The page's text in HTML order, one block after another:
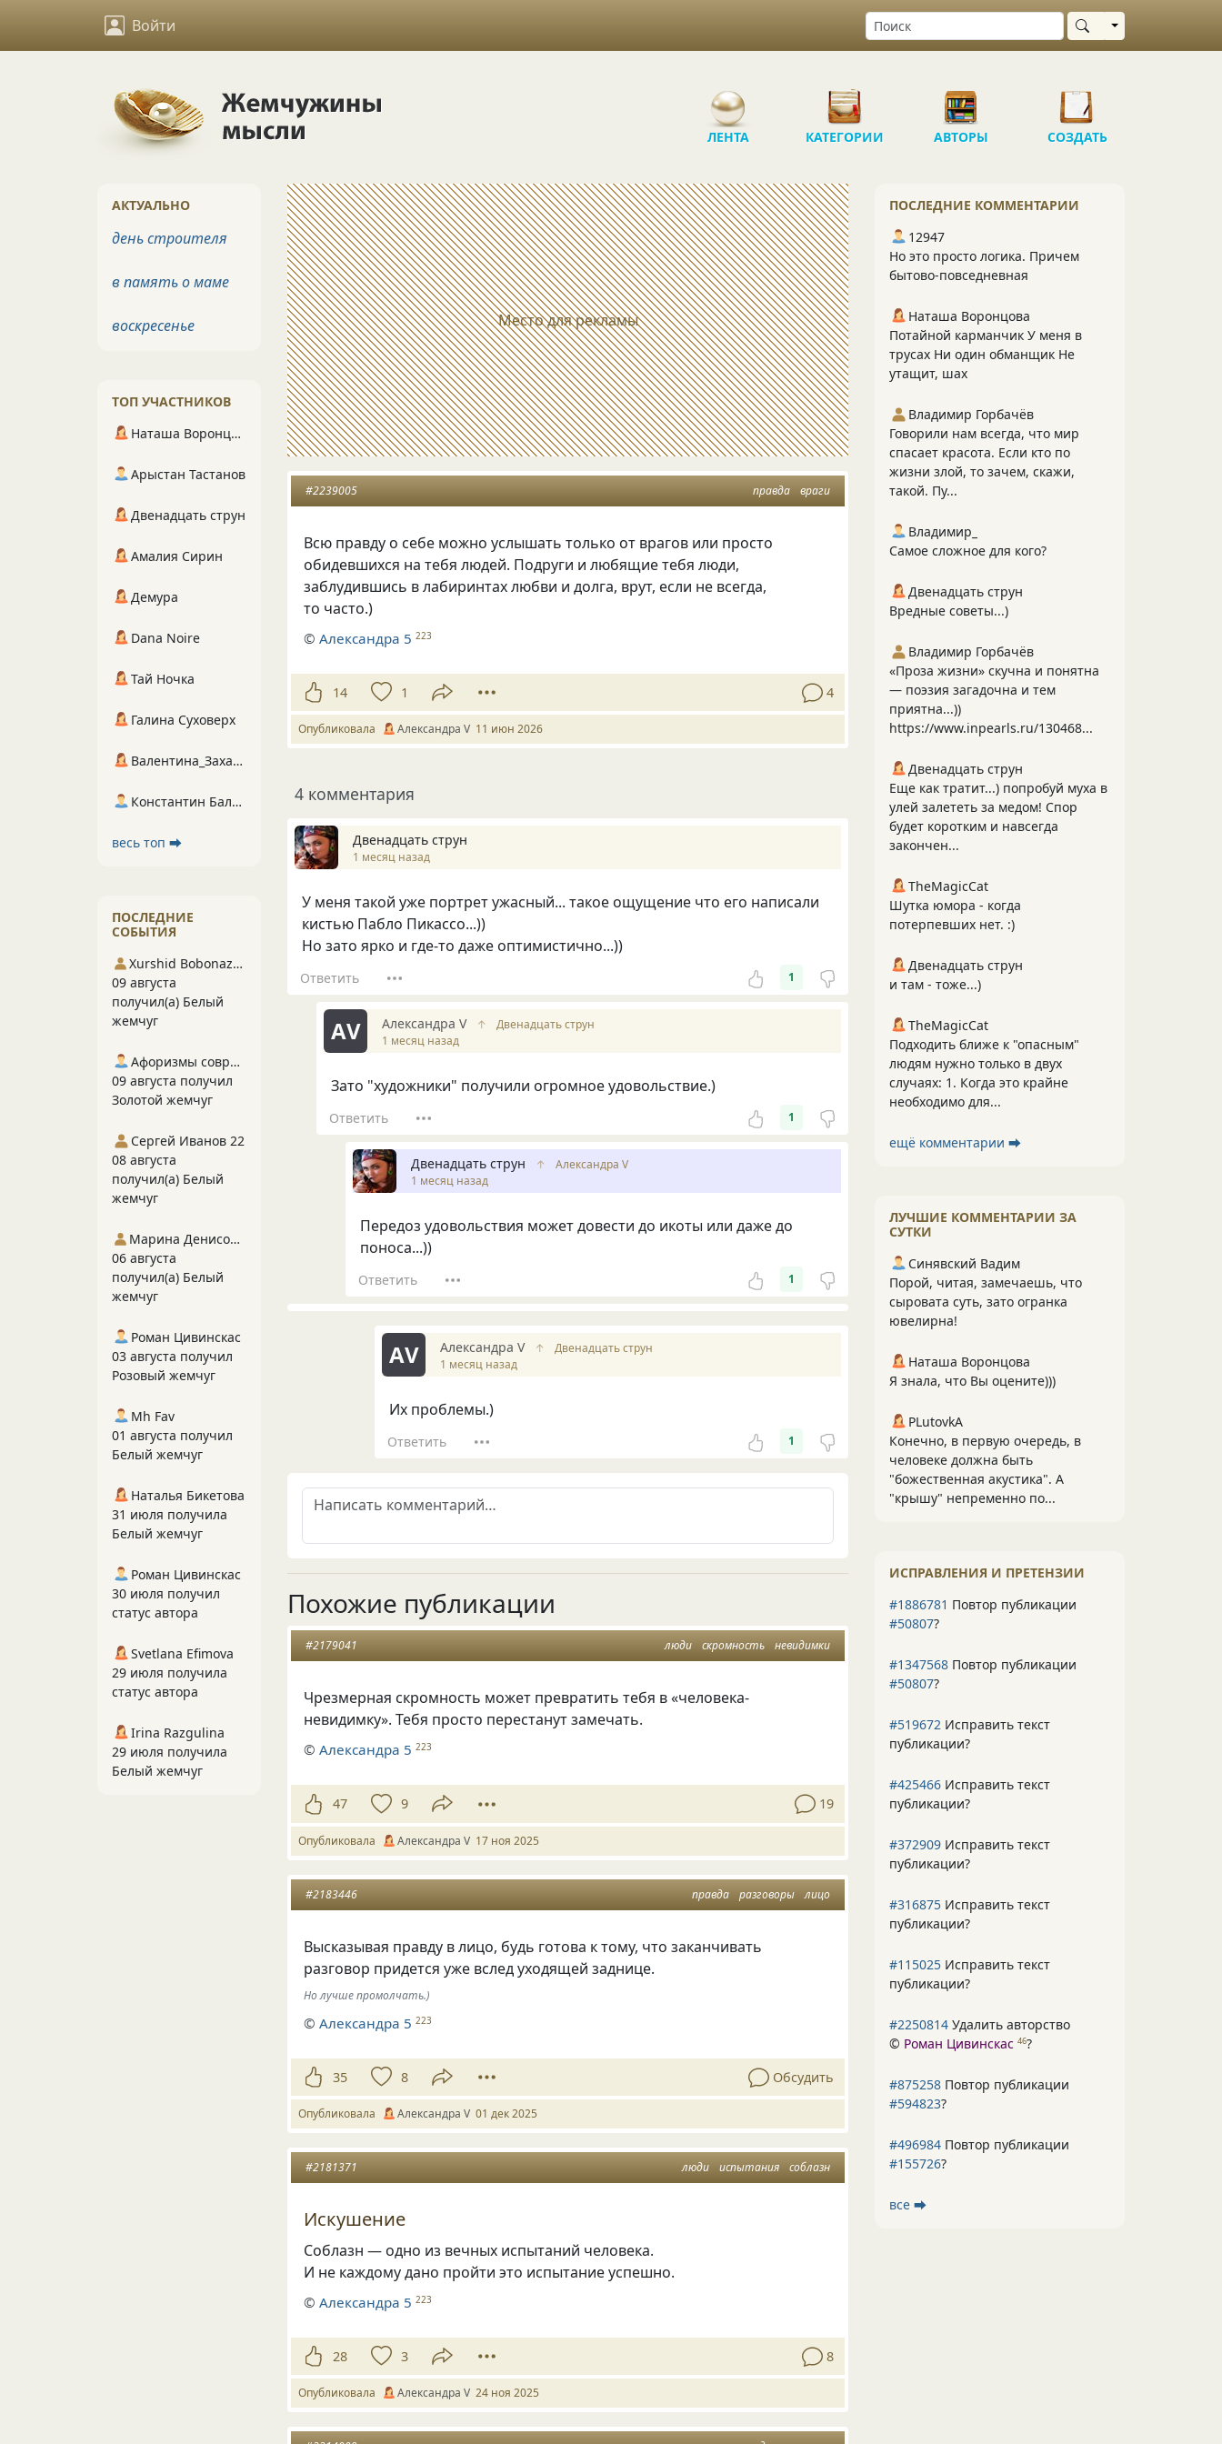
Войти Выбрать область
ЛЕНТА КАТЕГОРИИ АВТОРЫ СОЗДАТЬ
Место для рекламы
правда враги
#2239005
Всю правду о себе можно услышать только от врагов или просто
обидевшихся на тебя людей. Подруги и любящие тебя люди,
заблудившись в лабиринтах любви и долга, врут, если не всегда,
то часто.)
©Александра 5 223
14 1 4
Опубликовала Александра V 11 июн 2026
4 комментария
Двенадцать струн
1 месяц назад
У меня такой уже портрет ужасный... такое ощущение что его написали
кистью Пабло Пикассо...))
Но зато ярко и где-то даже оптимистично...))
Ответить 1
АV Александра V ↑
Двенадцать струн
1 месяц назад
Зато "художники" получили огромное удовольствие.)
Ответить 1
Двенадцать струн ↑
Александра V
1 месяц назад
Передоз удовольствия может довести до икоты или даже до
поноса...))
Ответить 1
АV Александра V ↑
Двенадцать струн
1 месяц назад
Их проблемы.)
Ответить 1
Похожие публикации
люди скромность невидимки
#2179041
Чрезмерная скромность может превратить тебя в «человека-
невидимку». Тебя просто перестанут замечать.
©Александра 5 223
47 9 19
Опубликовала Александра V 17 ноя 2025
правда разговоры лицо
#2183446
Высказывая правду в лицо, будь готова к тому, что заканчивать
разговор придется уже вслед уходящей заднице.
Но лучше промолчать.)
©Александра 5 223
35 8 Обсудить
Опубликовала Александра V 01 дек 2025
люди испытания соблазн
#2181371
Искушение
Соблазн — одно из вечных испытаний человека.
И не каждому дано пройти это испытание успешно.
©Александра 5 223
28 3 8
Опубликовала Александра V 24 ноя 2025
ПОСЛЕДНИЕ КОММЕНТАРИИ
12947
Но это просто логика. Причем
бытово-повседневная
Наташа Воронцова
Потайной карманчик У меня в
трусах Ни один обманщик Не
утащит, шах
Владимир Горбачёв
Говорили нам всегда, что мир
спасает красота. Если кто по
жизни злой, то зачем, скажи,
такой. Пу...
Владимир_
Самое сложное для кого?
Двенадцать струн
Вредные советы...)
Владимир Горбачёв
«Проза жизни» скучна и понятна
— поэзия загадочна и тем
приятна...))
https://www.inpearls.ru/130468...
Двенадцать струн
Еще как тратит...) попробуй муха в
улей залететь за медом! Спор
будет коротким и навсегда
закончен...
TheMagicCat
Шутка юмора - когда
потерпевших нет. :)
Двенадцать струн
и там - тоже...)
TheMagicCat
Подходить ближе к "опасным"
людям нужно только в двух
случаях: 1. Когда это крайне
необходимо для...
ещё комментарии ⮕
ЛУЧШИЕ КОММЕНТАРИИ ЗА
СУТКИ
Синявский Вадим
Порой, читая, замечаешь, что
сыровата суть, зато огранка
ювелирна!
Наташа Воронцова
Я знала, что Вы оцените)))
PLutоvkА
Конечно, в первую очередь, в
человеке должна быть
"божественная акустика". А
"крышу" непременно по...
ИСПРАВЛЕНИЯ И ПРЕТЕНЗИИ
#1886781 Повтор публикации
#50807?
#1347568 Повтор публикации
#50807?
#519672 Исправить текст
публикации?
#425466 Исправить текст
публикации?
#372909 Исправить текст
публикации?
#316875 Исправить текст
публикации?
#115025 Исправить текст
публикации?
#2250814 Удалить авторство
© Роман Цивинскас 46?
#875258 Повтор публикации
#594823?
#496984 Повтор публикации
#155726?
все ⮕
АКТУАЛЬНО
день строителя
в память о маме
воскресенье
ТОП УЧАСТНИКОВ
Наташа Воронцова
Арыстан Тастанов
Двенадцать струн
Амалия Сирин
Демура
Dana Noire
Тай Ночка
Галина Суховерх
Валентина_Захарова
Константин Балухта
весь топ ⮕
ПОСЛЕДНИЕ
СОБЫТИЯ
Xurshid Bobonazarov
09 августа
получил(а) Белый
жемчуг
Афоризмы современников
09 августа получил
Золотой жемчуг
Сергей Иванов 22
08 августа
получил(а) Белый
жемчуг
Марина Денисова 5
06 августа
получил(а) Белый
жемчуг
Роман Цивинскас
03 августа получил
Розовый жемчуг
Mh Fav
01 августа получил
Белый жемчуг
Наталья Бикетова
31 июля получила
Белый жемчуг
Роман Цивинскас
30 июля получил
статус автора
Svetlana Efimova
29 июля получила
статус автора
Irina Razgulina
29 июля получила
Белый жемчуг